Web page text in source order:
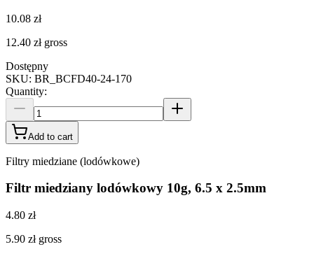
10.08 zł
12.40 zł gross
Dostępny
SKU: BR_BCFD40-24-170
Quantity:
Add to cart
Filtry miedziane (lodówkowe)
Filtr miedziany lodówkowy 10g, 6.5 x 2.5mm
4.80 zł
5.90 zł gross